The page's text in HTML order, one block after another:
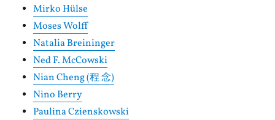
Mirko Hülse
Moses Wolff
Natalia Breininger
Ned F. McCowski
Nian Cheng (程 念)
Nino Berry
Paulina Czienskowski